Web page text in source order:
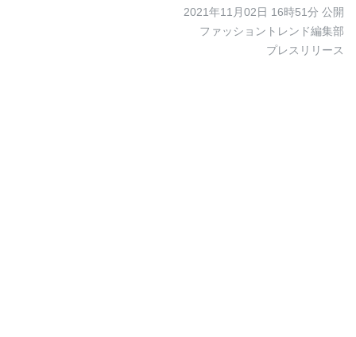
2021年11月02日 16時51分 公開
ファッショントレンド編集部
プレスリリース